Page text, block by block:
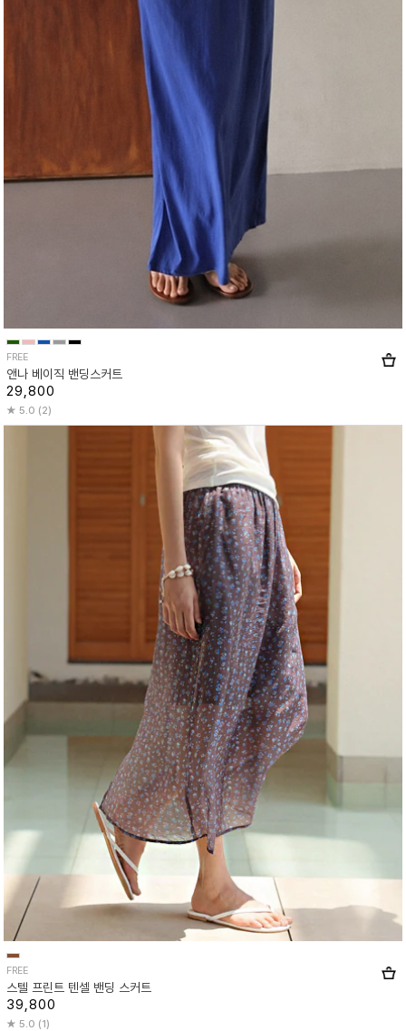
FREE
앤나 베이직 밴딩스커트
29,800
5.0 (2)
FREE
스텔 프린트 텐셀 밴딩 스커트
39,800
5.0 (1)